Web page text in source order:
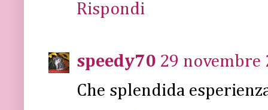
Rispondi
speedy70 29 novembre
Che splendida